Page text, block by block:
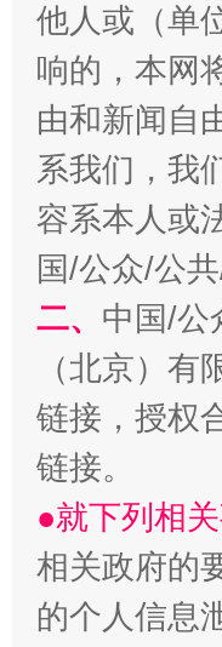
他人或（单
响的，本网
由和新闻自
系我们，我
容系本人或
国/公众/公
二、 中国/公
（北京）
链接，授权
链接。
●就下列相
相关政府的
的个人信息